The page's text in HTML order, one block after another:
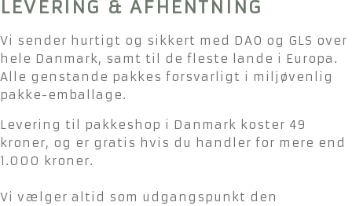
LEVERING & AFHENTNING
Vi sender hurtigt og sikkert med DAO og GLS over
hele Danmark, samt til de fleste lande i Europa.
Alle genstande pakkes forsvarligt i miljøvenlig
pakke-emballage.
Levering til pakkeshop i Danmark koster 49
kroner, og er gratis hvis du handler for mere end
1.000 kroner.
Vi vælger altid som udgangspunkt den